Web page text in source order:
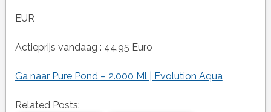
EUR
Actieprijs vandaag : 44.95 Euro
Ga naar Pure Pond – 2.000 Ml | Evolution Aqua
Related Posts: